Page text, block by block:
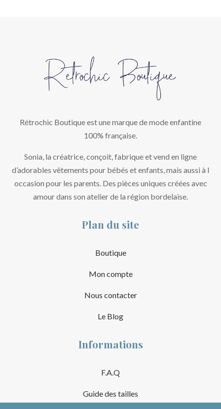
Rétrochic Boutique est une marque de mode enfantine
100% française.
Sonia, la créatrice, conçoit, fabrique et vend en ligne
d’adorables vêtements pour bébés et enfants, mais aussi à l
occasion pour les parents. Des pièces uniques créées avec
amour dans son atelier de la région bordelaise.
Plan du site
Boutique
Mon compte
Nous contacter
Le Blog
Informations
F.A.Q
Guide des tailles